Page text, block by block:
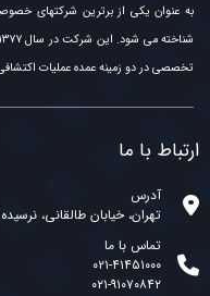
به عنوان یکی از برترین شرکتهای
تخصصی در دو زمینه عمده عملیات
ارتباط با ما
آدرس
تهران، خیابان طالقانی، نرسیده
تماس با ما
۰۲۱-۴۱۴۵۱۰۰۰
۰۲۱-۹۱۰۷۰۸۴۲